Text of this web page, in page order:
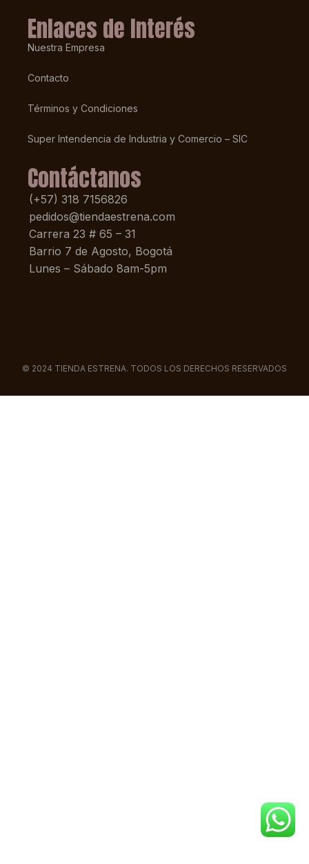
Enlaces de Interés
Nuestra Empresa
Contacto
Términos y Condiciones
Super Intendencia de Industria y Comercio – SIC
Contáctanos
(+57) 318 7156826
pedidos@tiendaestrena.com
Carrera 23 # 65 – 31
Barrio 7 de Agosto, Bogotá
Lunes – Sábado 8am-5pm
© 2024 TIENDA ESTRENA. TODOS LOS DERECHOS RESERVADOS